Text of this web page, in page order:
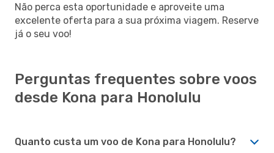
Não perca esta oportunidade e aproveite uma
excelente oferta para a sua próxima viagem. Reserve
já o seu voo!
Perguntas frequentes sobre voos
desde Kona para Honolulu
Quanto custa um voo de Kona para Honolulu?